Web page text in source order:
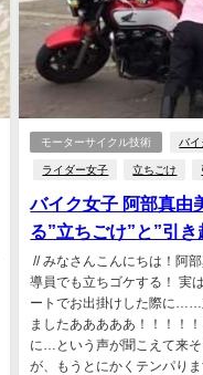
モーターサイクル技術 バイ
ライダー女子 立ちごけ
バイク女子 阿部真由
る”立ちごけ”と”引き
// みなさんこんにちは！阿
導員でも立ちゴケする！ 実
ートでお出掛けした際に……
ましたあああああ！！！！
に…という声が聞こえて来
が、もうとにかくテンパり